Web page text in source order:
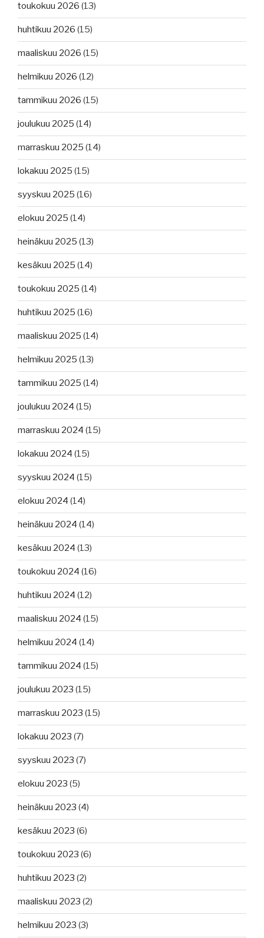
toukokuu 2026 (13)
huhtikuu 2026 (15)
maaliskuu 2026 (15)
helmikuu 2026 (12)
tammikuu 2026 (15)
joulukuu 2025 (14)
marraskuu 2025 (14)
lokakuu 2025 (15)
syyskuu 2025 (16)
elokuu 2025 (14)
heinäkuu 2025 (13)
kesäkuu 2025 (14)
toukokuu 2025 (14)
huhtikuu 2025 (16)
maaliskuu 2025 (14)
helmikuu 2025 (13)
tammikuu 2025 (14)
joulukuu 2024 (15)
marraskuu 2024 (15)
lokakuu 2024 (15)
syyskuu 2024 (15)
elokuu 2024 (14)
heinäkuu 2024 (14)
kesäkuu 2024 (13)
toukokuu 2024 (16)
huhtikuu 2024 (12)
maaliskuu 2024 (15)
helmikuu 2024 (14)
tammikuu 2024 (15)
joulukuu 2023 (15)
marraskuu 2023 (15)
lokakuu 2023 (7)
syyskuu 2023 (7)
elokuu 2023 (5)
heinäkuu 2023 (4)
kesäkuu 2023 (6)
toukokuu 2023 (6)
huhtikuu 2023 (2)
maaliskuu 2023 (2)
helmikuu 2023 (3)